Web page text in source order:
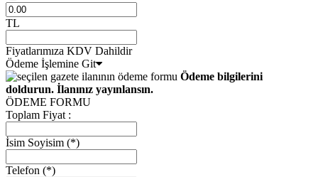
TL
Fiyatlarımıza KDV Dahildir
Ödeme İşlemine Git
Ödeme bilgilerini
doldurun. İlanınız yayınlansın.
ÖDEME FORMU
Toplam Fiyat :
İsim Soyisim (*)
Telefon (*)